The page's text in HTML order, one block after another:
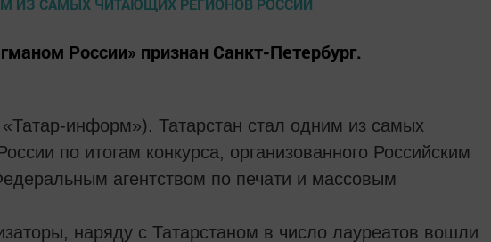
России» признан Санкт-Петербург.
информ»). Татарстан стал одним из самых
по итогам конкурса, организованного Российским
агентством по печати и массовым
наряду с Татарстаном в число лауреатов вошли